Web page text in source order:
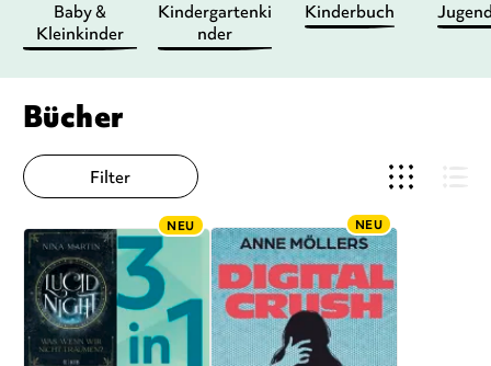
Bücher
Baby &
Kleinkinder
Kindergartenki
nder
Kinderbuch
Filter
NEU NEU